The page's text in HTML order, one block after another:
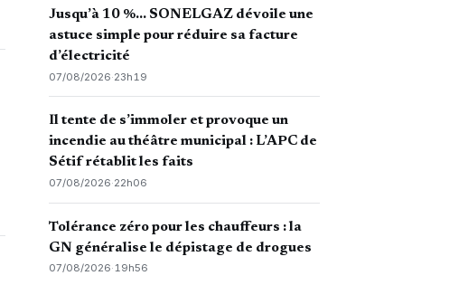
Jusqu’à 10 %… SONELGAZ dévoile une
astuce simple pour réduire sa facture
d’électricité
07/08/2026·23h19
Il tente de s’immoler et provoque un
incendie au théâtre municipal : L’APC de
Sétif rétablit les faits
07/08/2026·22h06
Tolérance zéro pour les chauffeurs : la
GN généralise le dépistage de drogues
07/08/2026·19h56